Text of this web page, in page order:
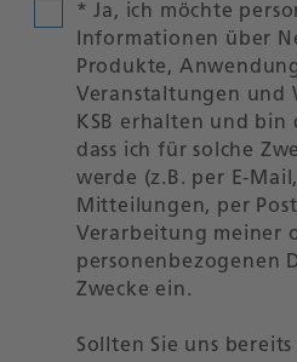
* Ja, ich möchte
Informationen über
Produkte,
Veranstaltungen und
KSB erhalten und
dass ich für solche
werde (z.B. per E-
Mitteilungen, per
Verarbeitung meiner
personenbezogenen
Zwecke ein.
Sollten Sie uns